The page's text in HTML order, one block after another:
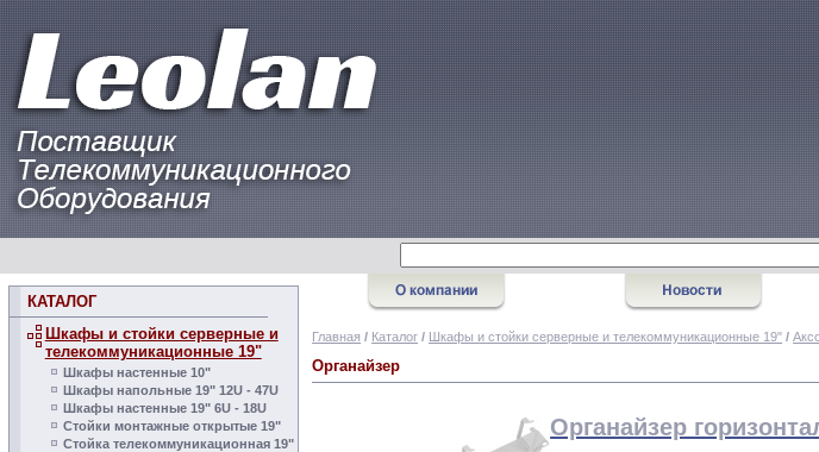
КАТАЛОГ
Шкафы и стойки серверные и
телекоммуникационные 19"
Шкафы настенные 10"
Шкафы напольные 19" 12U - 47U
Шкафы настенные 19" 6U - 18U
Стойки монтажные открытые 19"
Стойка телекоммуникационная 19"
Главная / Каталог / Шкафы и стойки серверные и телекоммуникационные 19" /
Органайзер
Органайзер